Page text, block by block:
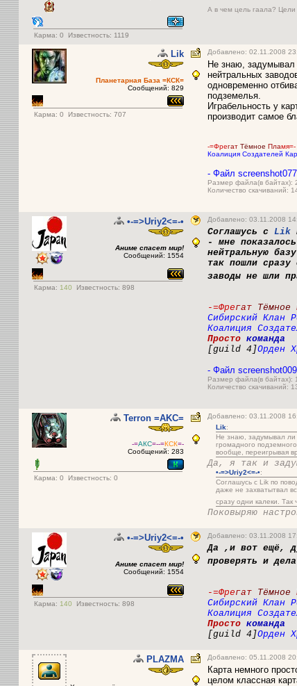
Карма: 0 Известность: 1119
А в чем цель гаала? Цели
Lik
Планетарная База =КСК=
Сообщений: 829
Карма: 0 Известность: 707
Добавлено: 02.11.2008
Не знаю, задумывал
нейтральных
одновременно
подземелья.
Играбельность у
производит самое
-=Фрегат Тёмное Пламя=-
Коалиция Создателей
- Файл
Размер файла(в байтах):
Количество скачиваний:
•-=>Uriy2<=-•
Аниме спасет мир!
Сообщений: 1554
Карма: 140 Известность: 898
Добавлено: 03.11.2008
Соглашусь с Lik
- мне
нейтральную
так пошли сразу
заводы не шли
-=Фрегат Тёмное
Сибирский Клан
Коалиция
Просто команда
[guild 4]Орден
- Файл
Размер файла(в байтах):
Количество скачиваний:
Terron =AKC=
-=АКС=--=КСК=-
Сообщений: 283
Карма: 0 Известность: 0
Добавлено: 03.11.2008
Lik:
Не знаю, задумывал ли
громадного
вообще, переигрывая
Да, я так и
•-=>Uriy2<=-•:
Соглашусь с Lik по
даже не захватытвал
сразу одни калеки.
Поковыряю
•-=>Uriy2<=-•
Аниме спасет мир!
Сообщений: 1554
Карма: 140 Известность: 898
Добавлено: 03.11.2008
Да ,и вот ещё,
проверять и
-=Фрегат Тёмное
Сибирский Клан
Коалиция
Просто команда
[guild 4]Орден
PLAZMA Добавлено: 05.11.2008
Карта немного
целом классная